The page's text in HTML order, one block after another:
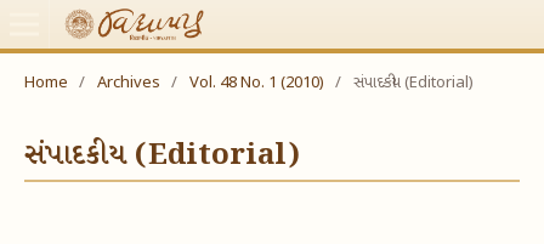
Home / Archives / Vol. 48 No. 1 (2010) / સંપાદકીય (Editorial)
સંપાદકીય (Editorial)